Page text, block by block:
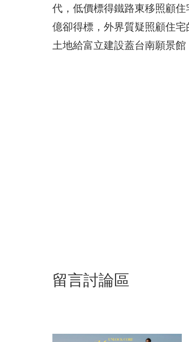
代，低價標得鐵路東移照顧
億卻得標，外界質疑照顧住
土地給富立建設蓋台南願景
留言討論區